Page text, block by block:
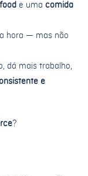
e uma comida
hora — mas não
dá mais trabalho,
e
?